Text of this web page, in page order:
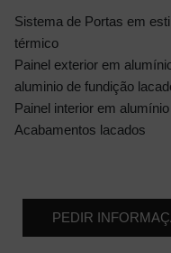
Sistema de Portas em
térmico
Painel exterior em
aluminio de fundição
Painel interior em
Acabamentos lacados
PEDIR